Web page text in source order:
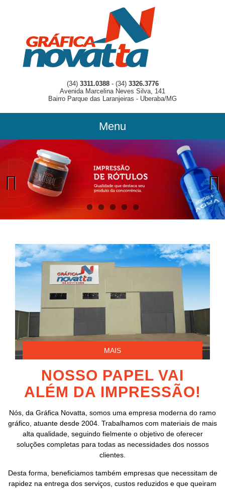
(34) 3311.0388- (34) 3326.3776
Avenida Marcelina Neves Silva, 141
Bairro Parque das Laranjeiras - Uberaba/MG
Menu
Next
Next
MAIS
NOSSO PAPEL VAI
ALÉM DA IMPRESSÃO!
Nós, da Gráfica Novatta, somos uma empresa moderna do ramo
gráfico, atuante desde 2004. Trabalhamos com materiais de mais
alta qualidade, seguindo fielmente o objetivo de oferecer
soluções completas para todas as necessidades dos nossos
clientes.
Desta forma, beneficiamos também empresas que necessitam de
rapidez na entrega dos serviços, custos reduzidos e que queiram